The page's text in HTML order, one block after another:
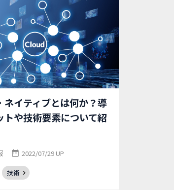
ネイティブとは何か？導
トや技術要素について紹
2022/07/29 UP
技術